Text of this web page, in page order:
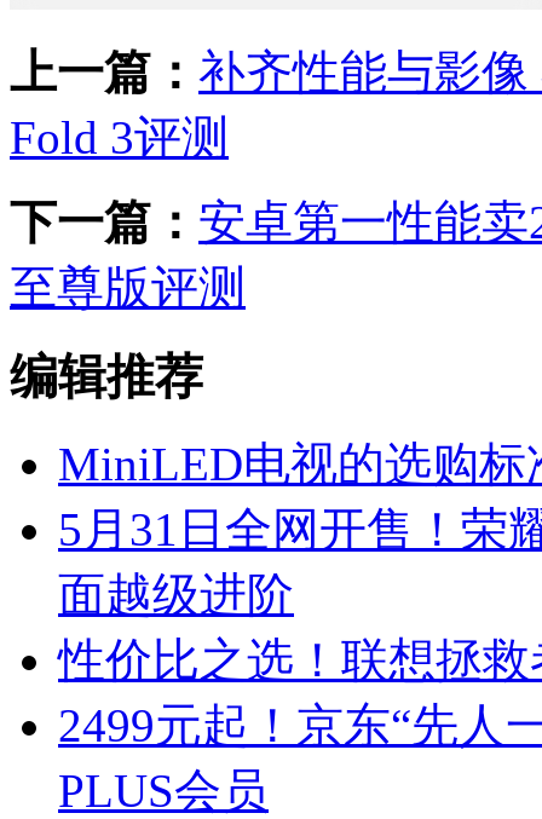
上一篇： 补齐性能与影
Fold 3评测
下一篇： 安卓第一性能卖
至尊版评测
编辑推荐
MiniLED电视的选购
5月31日全网开售！荣
面越级进阶
性价比之选！联想拯救
2499元起！京东“先人
PLUS会员